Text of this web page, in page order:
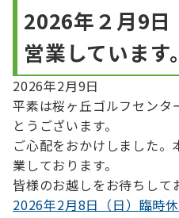
2026年２月9日
営業しています。
2026年2月9日
平素は桜ヶ丘ゴルフセンタ
とうございます。
ご心配をおかけしました
業しております。
皆様のお越しをお待ちして
投
2026年2月8日（日）臨時